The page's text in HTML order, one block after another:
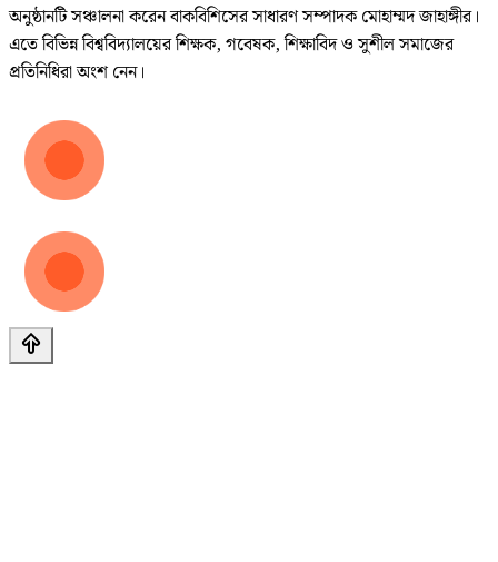
অনুষ্ঠানটি সঞ্চালনা করেন বাকবিশিসের সাধারণ সম্পাদক মোহাম্মদ জাহাঙ্গীর।
এতে বিভিন্ন বিশ্ববিদ্যালয়ের শিক্ষক, গবেষক, শিক্ষাবিদ ও সুশীল সমাজের
প্রতিনিধিরা অংশ নেন।